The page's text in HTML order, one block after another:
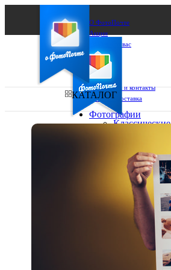
О ФотоПочте
Акции
Сделаем за вас
Бизнесу
FAQ
Франшиза
Поддержка и контакты
Оплата и доставка
Ваш регион доставки
Выберите из списка:
КАТАЛОГ
Фотографии
Классические
10х15
13х18
15х15
15х20
20х20
20х30
30х30
30х40
А4